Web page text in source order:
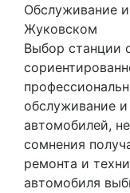
Обслуживание
Жуковском
Выбор станции
обслуживание
автомобилей,
сомнения
ремонта и
автомобиля